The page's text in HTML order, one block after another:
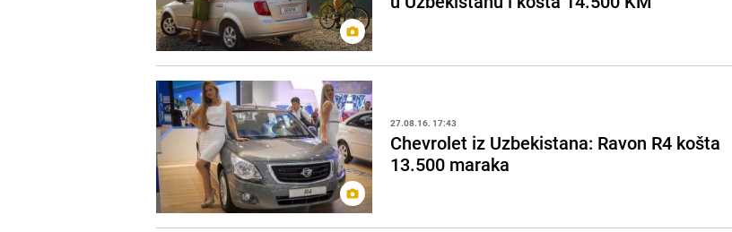
27.08.16. 17:43
Chevrolet iz Uzbekistana: Ravon R4 košta
13.500 maraka